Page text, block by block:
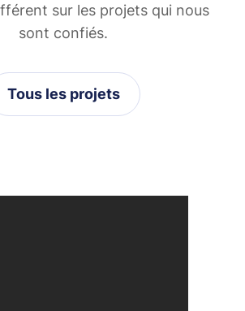
sur les projets qui nous
sont confiés.
Tous les projets